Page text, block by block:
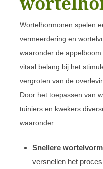
Wortelhormonen spelen
vermeerdering en
waaronder de
vitaal belang bij het
vergroten van de
Door het toepassen van
tuiniers en kwekers
waaronder:
Snellere
versnellen het